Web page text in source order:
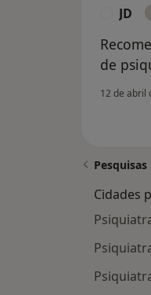
JD
de
12 de abril
Cidades